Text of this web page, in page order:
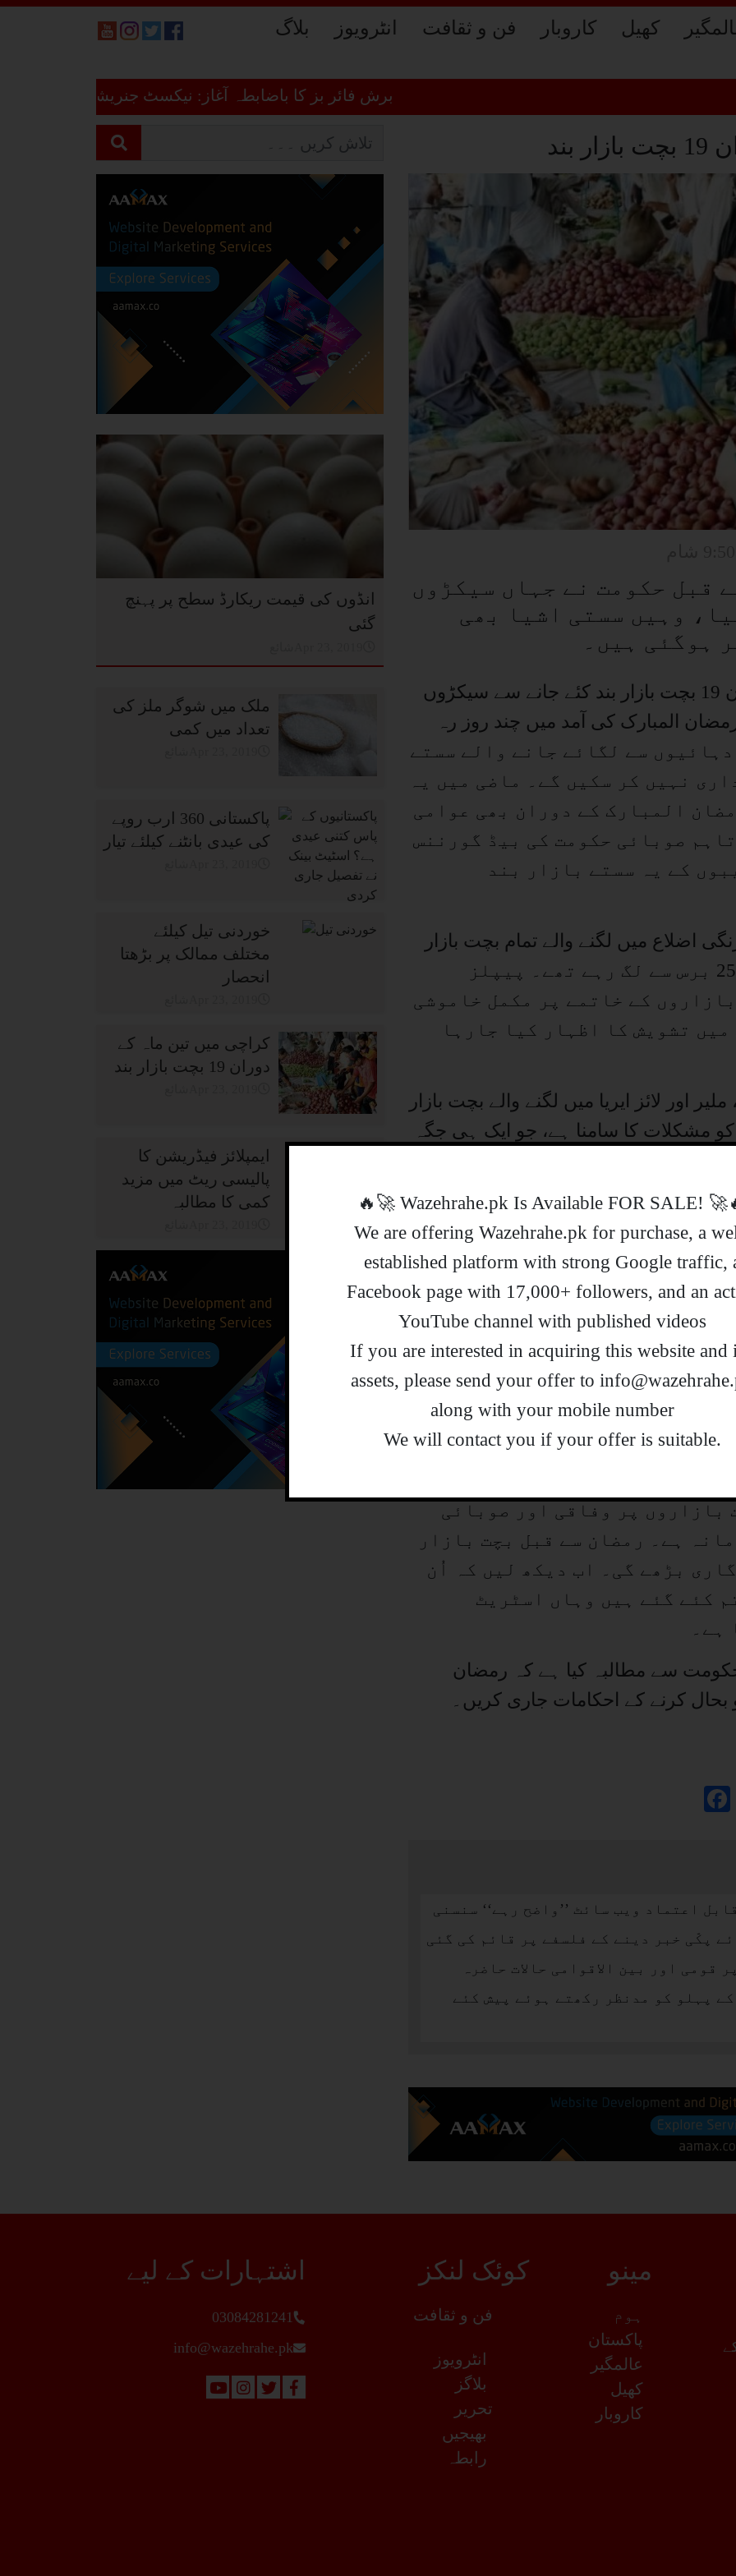
کھیل کاروبار فن و ثقافت انٹرویوز
بلاگ
برش فائر بز کا باضابطہ آغاز: نیکسٹ جنریشن بزنس ڈائریکٹری
قبل حکومت نے جہاں سیکڑوں
وہیں سستی اشیا بھی
ہوگئی ہیں۔
کراچی میں گزشتہ تین ماہ کے دوران 19 بچت بازار بند کئے جانے سے سیکڑوں
المبارک کی آمد میں چند روز رہ
گئے ہیں۔ جبکہ شہر میں گزشتہ 4 دہائیوں سے لگائے جانے والے سستے
نہیں کر سکیں گے۔ ماضی میں یہ
المبارک کے دوران بھی عوامی
صوبائی حکومت کی بیڈ گورننس
کے یہ سستے بازار بند
اضلاع میں لگنے والے تمام بچت بازار
قانونی اجازت نامے کے ساتھ 20 سے 25 برس سے لگ رہے تھے۔ پیپلز
کے خاتمے پر مکمل خاموشی
تشویش کا اظہار کیا جارہا
اور لائز ایریا میں لگنے والے بچت بازار
مشکلات کا سامنا ہے، جو ایک ہی جگہ
تھیں۔ لائنز ایریا میں لگنے والے
ایک قلم جنبش 600 خاندان کو بے روزگار کردیا گیا۔ بچت بازار کے
ہونے کے باوجود ہمیں عوامی خدمت
سعید غنی اور رکن لائنز ایریا
کو بحال کرنے کے بجائے عدالتی
کسی بچت بازار کو بحال نہیں کریں گے۔
نے بھی بچت بازار
حکومت کی ہدایت پر کارروائی
سیکریٹری عرفان دانش نے
بازاروں پر وفاقی اور صوبائی
ہے۔ رمضان سے قبل بچت بازار
بڑھے گی۔ اب دیکھ لیں کہ اُن
کئے گئے ہیں وہاں اسٹریٹ
ہے۔
حکومت سے مطالبہ کیا ہے کہ رمضان
بحال کرنے کے احکامات جاری کریں۔
اعتماد ویب سائٹ ’’واضح رہے‘‘ سنسنی
پکّی خبر دینے کے فلسفے پر قائم کی گئی
قومی اور بین الاقوامی حالات حاضرہ
پہلو کو مدنظر رکھتے ہوئے پیش کئے
انڈوں کی قیمت ریکارڈ سطح پر پہنچ
گئی
ملک میں شوگر ملز کی
تعداد میں کمی
پاکستانی 360 ارب روپے
کی عیدی بانٹنے کیلئے تیار
خوردنی تیل کیلئے
مختلف ممالک پر بڑھتا
انحصار
کراچی میں تین ماہ کے
دوران 19 بچت بازار بند
ایمپلائز فیڈریشن کا
پالیسی ریٹ میں مزید
کمی کا مطالبہ
مینو
ہوم
پاکستان
عالمگیر
کھیل
کاروبار
کوئک لنکز
فن و ثقافت
انٹرویوز
بلاگز
تحریر
بھیجیں
رابطہ
اشتہارات کے لیے
03084281241
info@wazehrahe.pk
🔥🚀 !Wazehrahe.pk Is Available
We are offering Wazehrahe.pk for purchase, a
established platform with strong Google traffic,
Facebook page with 17,000+ followers, and an
YouTube channel with published videos
.If you are interested in acquiring this website and
assets, please send your offer to
along with your mobile number
.We will contact you if your offer is suitable